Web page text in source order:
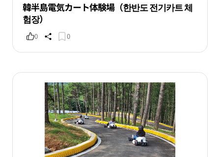
韓半島電気カート体験場（한반도 전기카트 체
험장）
0 0